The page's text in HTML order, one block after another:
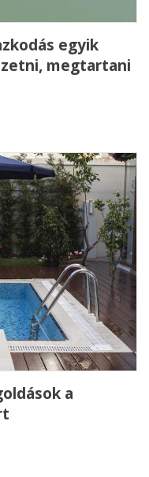
egyik
megtartani
a